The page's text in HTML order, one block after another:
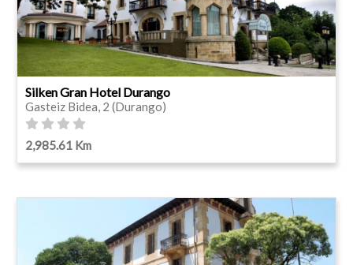
Silken Gran Hotel Durango
Gasteiz Bidea, 2 (Durango)
2,985.61 Km